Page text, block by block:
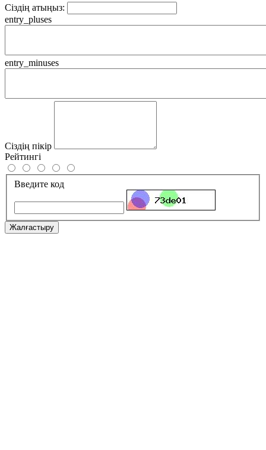
Сіздің атыңыз:
entry_pluses
entry_minuses
Сіздің пікір
Рейтингі
Введите код
Жалғастыру